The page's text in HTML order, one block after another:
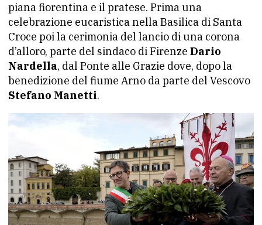
piana fiorentina e il pratese. Prima una
celebrazione eucaristica nella Basilica di Santa
Croce poi la cerimonia del lancio di una corona
d’alloro, parte del sindaco di Firenze Dario
Nardella, dal Ponte alle Grazie dove, dopo la
benedizione del fiume Arno da parte del Vescovo
Stefano Manetti.